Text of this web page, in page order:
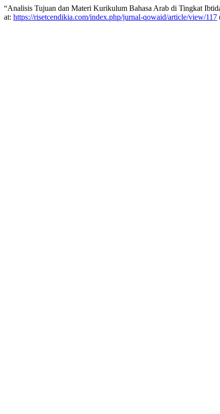
“Analisis Tujuan dan Materi Kurikulum Bahasa Arab di Tingkat
at: https://risetcendikia.com/index.php/jurnal-qowaid/article/view/117